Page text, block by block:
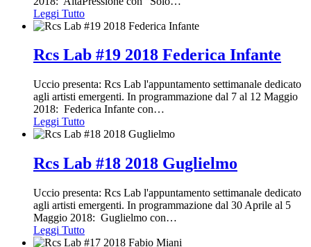
Leggi Tutto
Rcs Lab #19 2018 Federica Infante
Uccio presenta: Rcs Lab l'appuntamento settimanale dedicato
agli artisti emergenti. In programmazione dal 7 al 12 Maggio
2018: Federica Infante con…
Leggi Tutto
Rcs Lab #18 2018 Guglielmo
Uccio presenta: Rcs Lab l'appuntamento settimanale dedicato
agli artisti emergenti. In programmazione dal 30 Aprile al 5
Maggio 2018: Guglielmo con…
Leggi Tutto